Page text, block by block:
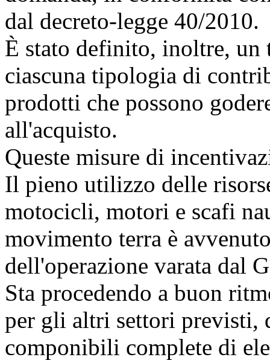
dal decreto-legge 40/2010.
È stato definito, inoltre, un
ciascuna tipologia di
prodotti che possono
all'acquisto.
Queste misure di
Il pieno utilizzo delle
motocicli, motori e scafi
movimento terra è
dell'operazione varata dal
Sta procedendo a buon
per gli altri settori previsti,
componibili complete di